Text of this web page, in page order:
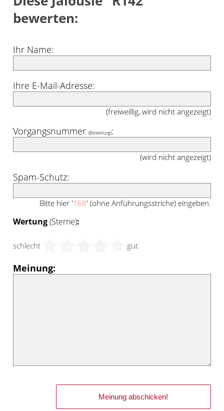
bewerten:
Ihr Name:
Ihre E-Mail-Adresse:
(freiweillig, wird nicht angezeigt)
Vorgangsnummer(Bestellung):
(wird nicht angezeigt)
Spam-Schutz:
Bitte hier '168' (ohne Anführungsstriche) eingeben.
Wertung(Sterne):
schlecht gut
Meinung: